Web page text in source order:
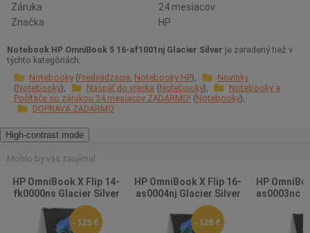
Záruka
24 mesiacov
Značka
HP
Notebook HP OmniBook 5 16-af1001nj Glacier Silver je zaradený tiež v
týchto kategóriách:
Notebooky Predvádzacie Notebooky HP
Novinky
Notebooky
Naspäť do vrecka Notebooky
Notebooky a
Počítače so zárukou 24 mesiacov ZADARMO! Notebooky
DOPRAVA ZADARMO
High-contrast mode
Mohlo by vás zaujímať
HP OmniBook X Flip 14-
fk0000ns Glacier Silver
- 125 €
HP OmniBook X Flip 16-
as0004nj Glacier Silver
- 126 €
HP
as0003nc